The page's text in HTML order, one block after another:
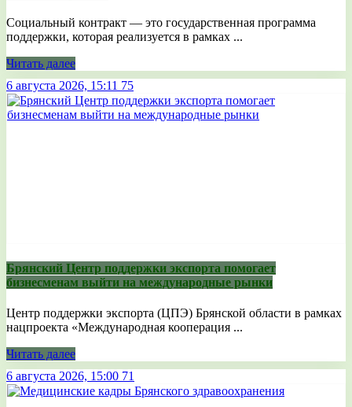
Социальный контракт — это государственная программа
поддержки, которая реализуется в рамках ...
Читать далее
6 августа 2026, 15:11 75
Брянский Центр поддержки экспорта помогает
бизнесменам выйти на международные рынки
Центр поддержки экспорта (ЦПЭ) Брянской области в рамках
нацпроекта «Международная кооперация ...
Читать далее
6 августа 2026, 15:00 71